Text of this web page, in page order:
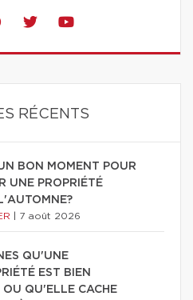
RÉCENTS
BON MOMENT POUR
UNE PROPRIÉTÉ
7 août 2026
QU'UNE
EST BIEN
OU QU'ELLE CACHE